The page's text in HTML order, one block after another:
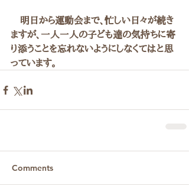
明日から運動会まで、忙しい日々が続き
ますが、一人一人の子ども達の気持ちに寄
り添うことを忘れないようにしなくてはと思
っています。
Comments